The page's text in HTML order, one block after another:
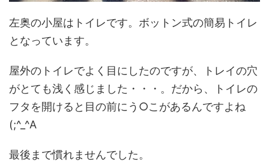
左奥の小屋はトイレです。ボットン式の簡易トイレ
となっています。
屋外のトイレでよく目にしたのですが、トレイの穴
がとても浅く感じました・・・。だから、トイレの
フタを開けると目の前にう○こがあるんですよね
(;^_^A
最後まで慣れませんでした。